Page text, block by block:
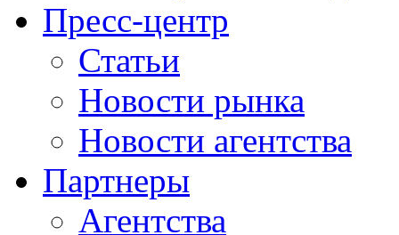
Пресс-центр
Статьи
Новости рынка
Новости агентства
Партнеры
Агентства